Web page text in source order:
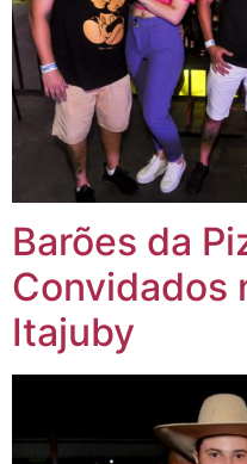
Barões da
Convidados
Itajuby